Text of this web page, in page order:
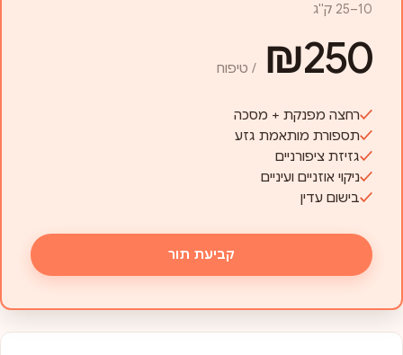
10–25 ק"ג
₪250 / טיפוח
רחצה מפנקת + מסכה
תספורת מותאמת גזע
גזיזת ציפורניים
ניקוי אוזניים ועיניים
בישום עדין
קביעת תור